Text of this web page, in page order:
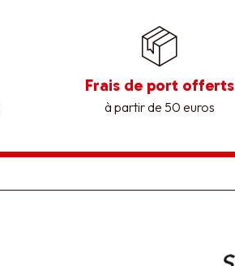
Frais de port offerts
à partir de 50 euros